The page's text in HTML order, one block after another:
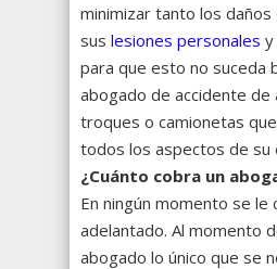
minimizar tanto los
sus lesiones personales y
para que esto no suceda
abogado de accidente de
troques o camionetas
todos los aspectos de su
¿Cuánto cobra un
En ningún momento se le
adelantado. Al momento
abogado lo único que se